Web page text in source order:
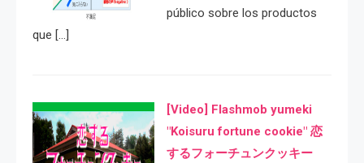
público sobre los productos
que […]
[Video] Flashmob yumeki
"Koisuru fortune cookie" 恋
するフォーチュンクッキー